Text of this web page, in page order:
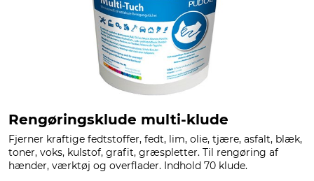
Rengøringsklude multi-klude
Fjerner kraftige fedtstoffer, fedt, lim, olie, tjære, asfalt, blæk,
toner, voks, kulstof, grafit, græspletter. Til rengøring af
hænder, værktøj og overflader. Indhold 70 klude.